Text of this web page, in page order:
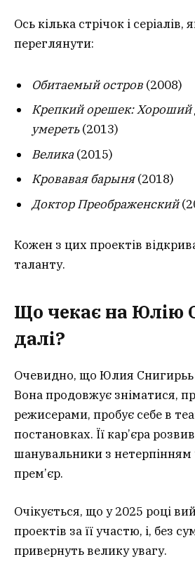
Ось кілька стрічок і серіалів,
переглянути:
Обитаемый остров (2008)
Крепкий орешек: Хороший
умереть(2013)
Велика (2015)
Кровавая барыня(2018)
Доктор Преображенский
Кожен з цих проектів
таланту.
Що чекає на Юлію
далі?
Очевидно, що Юлия Снигирьь
Вона продовжує зніматися,
режисерами, пробує себе в
постановках. Її кар’єра
шанувальники з
прем’єр.
Очікується, що у 2025 році
проектів за її участю, і, без
привернуть велику увагу.